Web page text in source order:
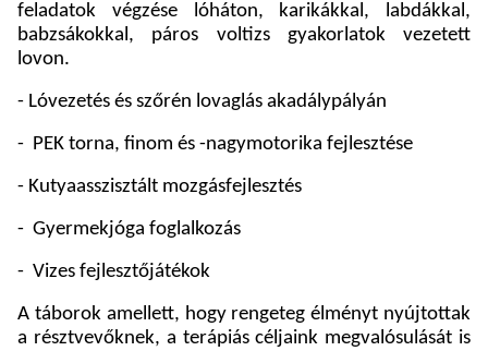
feladatok végzése lóháton, karikákkal, labdákkal,
babzsákokkal, páros voltizs gyakorlatok vezetett
lovon.
- Lóvezetés és szőrén lovaglás akadálypályán
- PEK torna, finom és -nagymotorika fejlesztése
- Kutyaasszisztált mozgásfejlesztés
- Gyermekjóga foglalkozás
- Vizes fejlesztőjátékok
A táborok amellett, hogy rengeteg élményt nyújtottak
a résztvevőknek, a terápiás céljaink megvalósulását is